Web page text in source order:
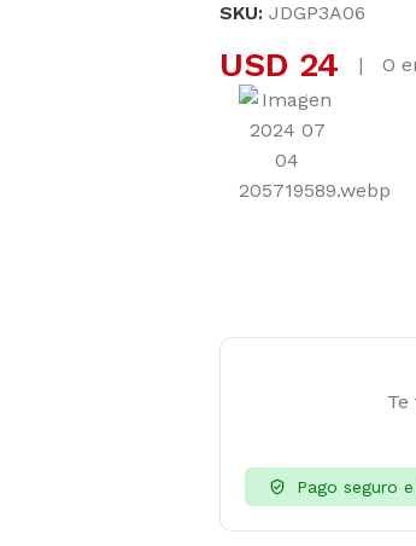
SKU: JDGP3A06
USD 24 | O
Pago seguro